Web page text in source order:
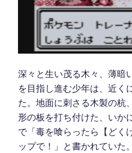
深々と生い茂る木々、薄暗
を目指し進む少年は、近く
た。地面に刺さる木製の杭
形の板を打ち付けた、いか
で「毒を喰らったら【ど
ップで！」と書かれていた